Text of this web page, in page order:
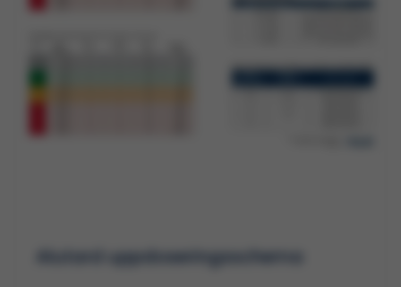
Alutard uppdoseringsschema